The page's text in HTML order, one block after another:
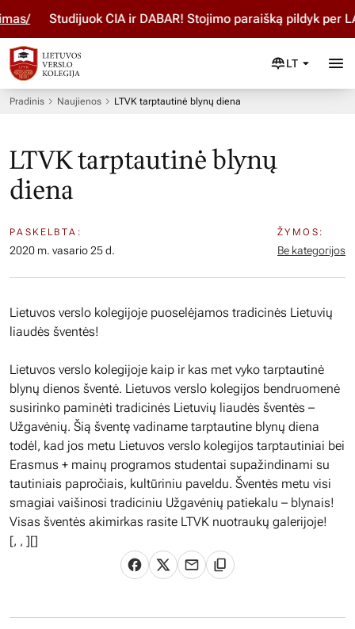
Studijuok ČIA ir DABAR! Stojimo paraišką pildyk per
LT
Pradinis Naujienos LTVK tarptautinė blynų diena
LTVK tarptautinė blynų
diena
PASKELBTA:
2020 m. vasario 25 d.
ŽYMOS:
Be kategorijos
Lietuvos verslo kolegijoje puoselėjamos tradicinės Lietuvių
liaudės šventės!
Lietuvos verslo kolegijoje kaip ir kas met vyko tarptautinė
blynų dienos šventė. Lietuvos verslo kolegijos bendruomenė
susirinko paminėti tradicinės Lietuvių liaudės šventės –
Užgavėnių. Šią šventę vadiname tarptautine blynų diena
todėl, kad jos metu Lietuvos verslo kolegijos tarptautiniai bei
Erasmus + mainų programos studentai supažindinami su
tautiniais papročiais, kultūriniu paveldu. Šventės metu visi
smagiai vaišinosi tradiciniu Užgavėnių patiekalu – blynais!
Visas šventės akimirkas rasite LTVK nuotraukų galerijoje!
[, , ][]